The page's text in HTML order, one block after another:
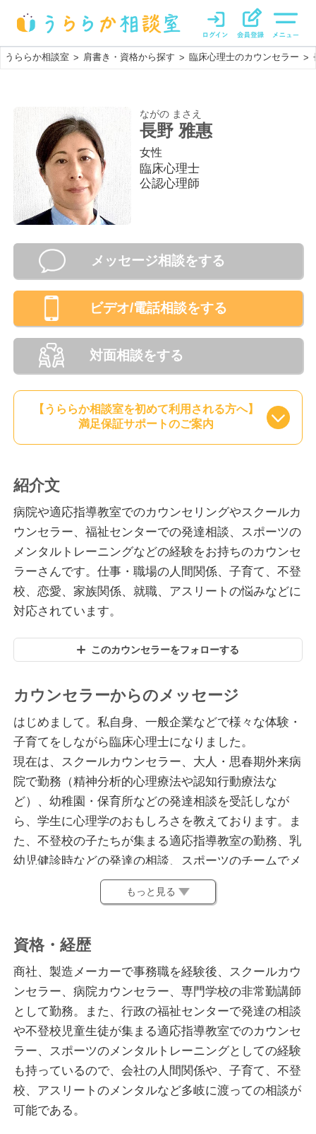
うららか相談室 > 肩書き・資格から探す > 臨床心理士のカウンセラー >
ながの まさえ
長野 雅惠
女性
臨床心理士
公認心理師
メッセージ相談をする
ビデオ/電話相談をする
対面相談をする
【うららか相談室を初めて利用される方へ】
満足保証サポートのご案内
紹介文
病院や適応指導教室でのカウンセリングやスクールカ
ウンセラー、福祉センターでの発達相談、スポーツの
メンタルトレーニングなどの経験をお持ちのカウンセ
ラーさんです。仕事・職場の人間関係、子育て、不登
校、恋愛、家族関係、就職、アスリートの悩みなどに
対応されています。
このカウンセラーをフォローする
カウンセラーからのメッセージ
はじめまして。私自身、一般企業などで様々な体験・
子育てをしながら臨床心理士になりました。
現在は、スクールカウンセラー、大人・思春期外来病
院で勤務（精神分析的心理療法や認知行動療法な
ど）、幼稚園・保育所などの発達相談を受託しなが
ら、学生に心理学のおもしろさを教えております。ま
た、不登校の子たちが集まる適応指導教室の勤務、乳
幼児健診時などの発達の相談、スポーツのチームでメ
ンタルトレーニングも行っておりました。
そのため、相談の内容は、学校に行けてないお子さん
社会人の方の仕事・人間関係での悩み、アスリートの
待ちしております。
カウンセリングって無理に話さなければならない、と
いうわけではないです。『相談してくる』『ちょっと
話してくる』ぐらい、気兼ねなくご相談いただきた
い、と思っています。現に、“カウンセリング”と聞い
て、『それだったら行かない』『結構です』という方
もいらっしゃいます。誰かに話してみる、昔で言う近
もっと見る
資格・経歴
商社、製造メーカーで事務職を経験後、スクールカウ
ンセラー、病院カウンセラー、専門学校の非常勤講師
として勤務。また、行政の福祉センターで発達の相談
や不登校児童生徒が集まる適応指導教室でのカウンセ
ラー、スポーツのメンタルトレーニングとしての経験
も持っているので、会社の人間関係や、子育て、不登
校、アスリートのメンタルなど多岐に渡っての相談が
可能である。